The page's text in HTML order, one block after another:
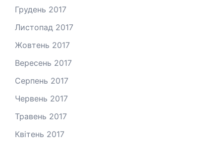
Грудень 2017
Листопад 2017
Жовтень 2017
Вересень 2017
Серпень 2017
Червень 2017
Травень 2017
Квітень 2017